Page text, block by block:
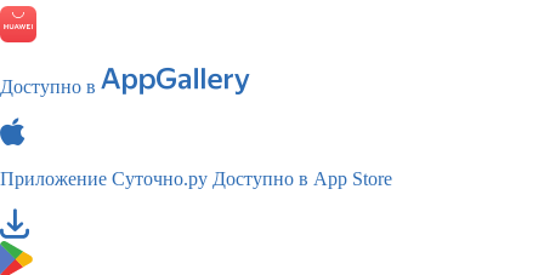
Доступно в
Приложение Суточно.ру Доступно в App Store